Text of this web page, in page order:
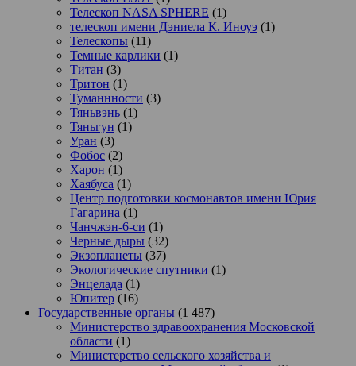
Телескоп NASA SPHERE (1)
телескоп имени Дэниела К. Иноуэ (1)
Телескопы (11)
Темные карлики (1)
Титан (3)
Тритон (1)
Туманнности (3)
Тяньвэнь (1)
Тяньгун (1)
Уран (3)
Фобос (2)
Харон (1)
Хаябуса (1)
Центр подготовки космонавтов имени Юрия
Гагарина (1)
Чанчжэн-6-си (1)
Черные дыры (32)
Экзопланеты (37)
Экологические спутники (1)
Энцелада (1)
Юпитер (16)
Государственные органы (1 487)
Министерство здравоохранения Московской
области (1)
Министерство сельского хозяйства и